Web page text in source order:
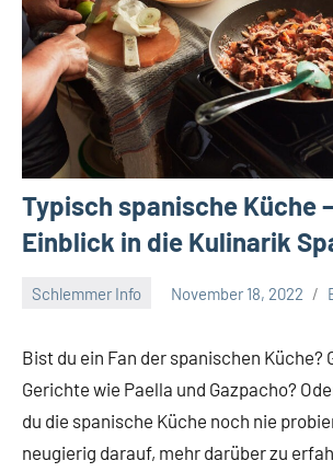
Typisch spanische Küche
Einblick in die Kulinarik
Schlemmer Info November 18, 2022
Bist du ein Fan der spanischen Küche?
Gerichte wie Paella und Gazpacho?
du die spanische Küche noch nie
neugierig darauf, mehr darüber zu